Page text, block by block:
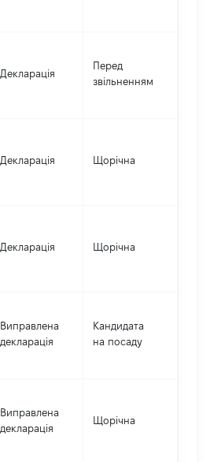
Декларація
Перед
звільненням
Декларація Щорічна
Декларація Щорічна
Виправлена
декларація
Кандидата
на посаду
Виправлена
декларація
Щорічна